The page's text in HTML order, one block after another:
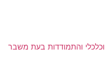
וכלכלי והתמודדות בעת משבר